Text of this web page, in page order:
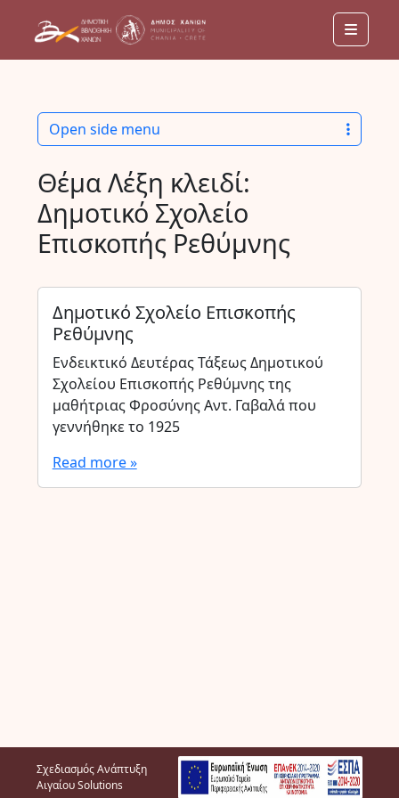
Menu
Θέμα Λέξη κλειδί:
Δημοτικό Σχολείο
Επισκοπής Ρεθύμνης
Δημοτικό Σχολείο Επισκοπής
Ρεθύμνης
Ενδεικτικό Δευτέρας Τάξεως Δημοτικού
Σχολείου Επισκοπής Ρεθύμνης της
μαθήτριας Φροσύνης Αντ. Γαβαλά που
γεννήθηκε το 1925
Read more »
Open side menu
Σχεδιασμός Ανάπτυξη
Αιγαίου Solutions